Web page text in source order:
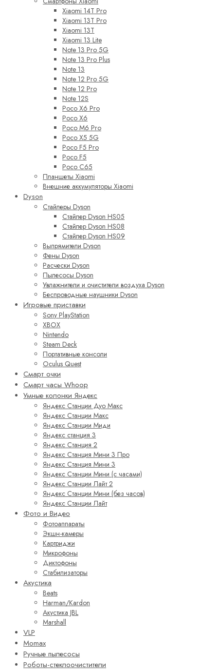
Xiaomi 14T Pro
Xiaomi 13T Pro
Xiaomi 13T
Xiaomi 13 Lite
Note 13 Pro 5G
Note 13 Pro Plus
Note 13
Note 12 Pro 5G
Note 12 Pro
Note 12S
Poco X6 Pro
Poco X6
Poco M6 Pro
Poco X5 5G
Poco F5 Pro
Poco F5
Poco C65
Планшеты Xiaomi
Внешние аккумуляторы Xiaomi
Dyson
Стайлеры Dyson
Стайлер Dyson HS05
Стайлер Dyson HS08
Стайлер Dyson HS09
Выпрямители Dyson
Фены Dyson
Расчески Dyson
Пылесосы Dyson
Увлажнители и очистители воздуха Dyson
Беспроводные наушники Dyson
Игровые приставки
Sony PlayStation
XBOX
Nintendo
Steam Deck
Портативные консоли
Oculus Quest
Смарт очки
Смарт часы Whoop
Умные колонки Яндекс
Яндекс Станции Дуо Макс
Яндекс Станции Макс
Яндекс Станции Миди
Яндекс станция 3
Яндекс Станция 2
Яндекс Станция Мини 3 Про
Яндекс Станция Мини 3
Яндекс Станции Мини (с часами)
Яндекс Станции Лайт 2
Яндекс Станции Мини (без часов)
Яндекс Станции Лайт
Фото и Видео
Фотоаппараты
Экшн-камеры
Картриджи
Микрофоны
Диктофоны
Стабилизаторы
Акустика
Beats
Harman/Kardon
Акустика JBL
Marshall
VLP
Momax
Ручные пылесосы
Роботы-стеклоочистители